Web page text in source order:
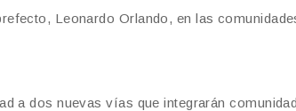
Leonardo Orlando, en las
a dos nuevas vías que integrarán